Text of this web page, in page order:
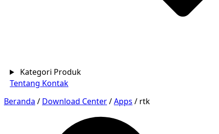
Kategori Produk
Tentang Kontak
Beranda / Download Center/Apps / rtk